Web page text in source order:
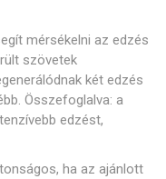
mérsékelni az edzés
szövetek
két edzés
Összefoglalva: a
edzést,
ha az ajánlott